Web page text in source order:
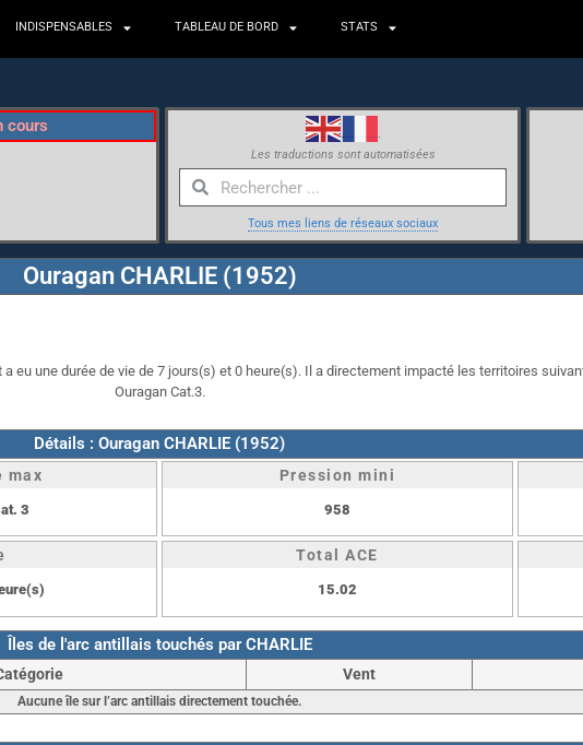
INDISPENSABLES TABLEAU DE BORD STATS
cours
Les traductions sont automatisées
Tous mes liens de réseaux sociaux
Ouragan CHARLIE (1952)
eu une durée de vie de 7 jours(s) et 0 heure(s). Il a directement impacté les territoires
Ouragan Cat.3.
Détails : Ouragan CHARLIE (1952)
max
3
Pression mini
958
Total ACE
15.02
Îles de l'arc antillais touchés par CHARLIE
Vent
Aucune île sur l’arc antillais directement touchée.